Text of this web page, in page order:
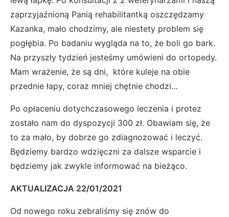
zaprzyjaźnioną Panią rehabilitantką oszczędzamy
Kazanka, mało chodzimy, ale niestety problem się
pogłębia. Po badaniu wygląda na to, że boli go bark.
Na przyszły tydzień jesteśmy umówieni do ortopedy.
Mam wrażenie, że są dni, które kuleje na obie
przednie łapy, coraz mniej chętnie chodzi...
Po opłaceniu dotychczasowego leczenia i protez
zostało nam do dyspozycji 300 zł. Obawiam się, że
to za mało, by dobrze go zdiagnozować i leczyć.
Będziemy bardzo wdzięczni za dalsze wsparcie i
będziemy jak zwykle informować na bieżąco.
AKTUALIZACJA 22/01/2021
Od nowego roku zebraliśmy się znów do